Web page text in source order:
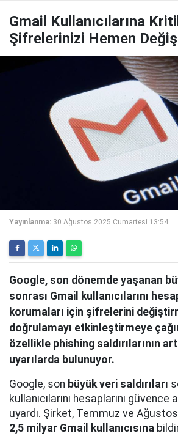
Gmail Kullanıcılarına
Şifrelerinizi Hemen
Yayınlanma: 30 Ağustos 2025 Cumartesi 13:54
Google, son dönemde yaşanan
sonrası Gmail kullanıcılarını
korumaları için şifrelerini
doğrulamayı etkinleştirmeye
özellikle phishing saldırılarının
uyarılarda bulunuyor.
Google, son büyük veri saldırıları
kullanıcılarını hesaplarını güvence
uyardı. Şirket, Temmuz ve
2,5 milyar Gmail kullanıcısına